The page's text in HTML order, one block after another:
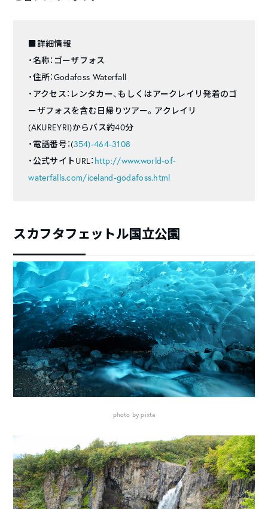
■詳細情報
・名称：ゴーザフォス
・住所：Godafoss Waterfall
・アクセス：レンタカー、もしくはアークレイリ発着のゴ
ーザフォスを含む日帰りツアー。アクレイリ
(AKUREYRI)からバス約40分
・電話番号：(354)-464-3108
・公式サイトURL： http://www.world-of-
waterfalls.com/iceland-godafoss.html
スカフタフェットル国立公園
photo by pixta